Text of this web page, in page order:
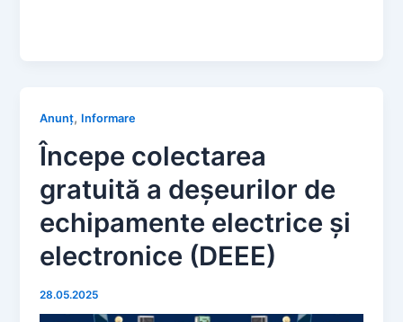
Anunț, Informare
Începe colectarea
gratuită a deșeurilor de
echipamente electrice și
electronice (DEEE)
28.05.2025